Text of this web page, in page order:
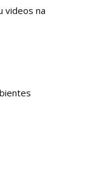
videos na